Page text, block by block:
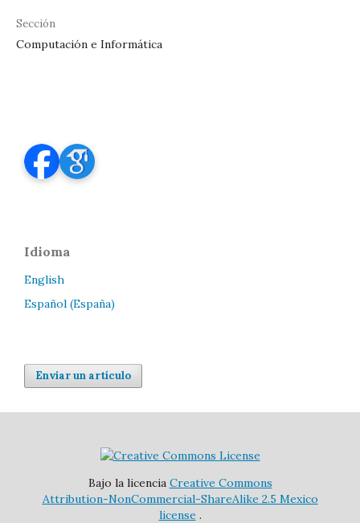
Sección
Computación e Informática
Idioma
English
Español (España)
Enviar un artículo
Bajo la licencia Creative Commons
Attribution-NonCommercial-ShareAlike 2.5 Mexico
license .